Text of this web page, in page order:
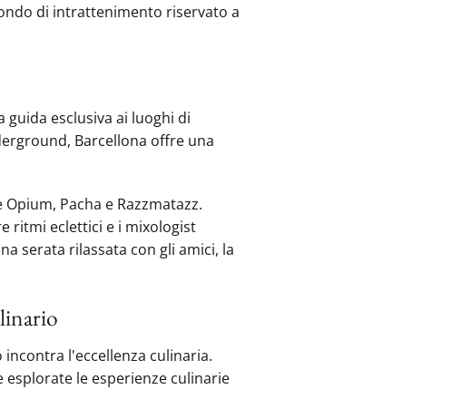
di intrattenimento ‍riservato a
esclusiva ai luoghi di
Barcellona offre una
Pacha e Razzmatazz.
ritmi eclettici e i mixologist
serata rilassata con gli amici, la
l'eccellenza culinaria.
le esperienze culinarie